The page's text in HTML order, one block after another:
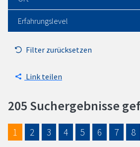
Erfahrungslevel
Filter zurücksetzen
Link teilen
205 Suchergebnisse
1 2 3 4 5 6 7 8